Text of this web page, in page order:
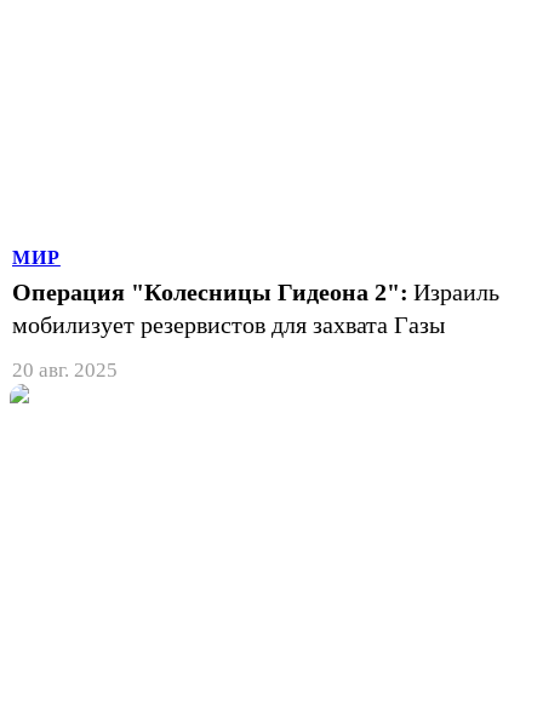
МИР
Операция "Колесницы Гидеона 2": Израиль
мобилизует резервистов для захвата Газы
20 авг. 2025